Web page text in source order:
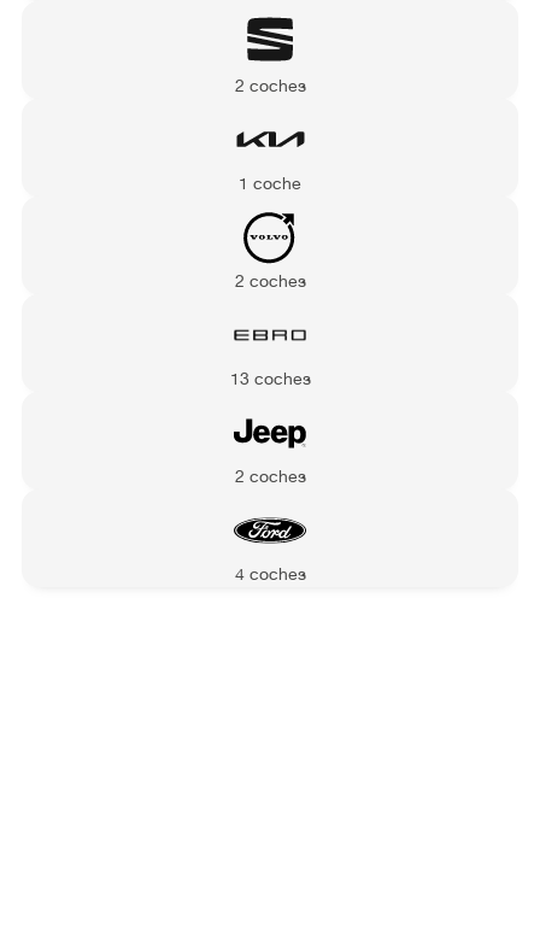
2 coches
1 coche
2 coches
13 coches
2 coches
4 coches